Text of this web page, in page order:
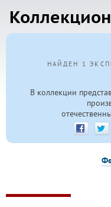
НАЙДЕН 1
В коллекции